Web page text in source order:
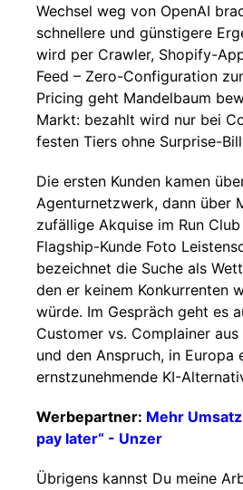
Wechsel weg von OpenAI
schnellere und günstigere
wird per Crawler, Shopify-
Feed – Zero-Configuration
Pricing geht Mandelbaum
Markt: bezahlt wird nur bei
festen Tiers ohne Surprise-
Die ersten Kunden kamen
Agenturnetzwerk, dann über
zufällige Akquise im Run
Flagship-Kunde Foto
bezeichnet die Suche als
den er keinem Konkurrenten
würde. Im Gespräch geht es
Customer vs. Complainer aus
und den Anspruch, in Europa
ernstzunehmende KI-
Werbepartner: Mehr
pay later“ - Unzer
Übrigens kannst Du meine